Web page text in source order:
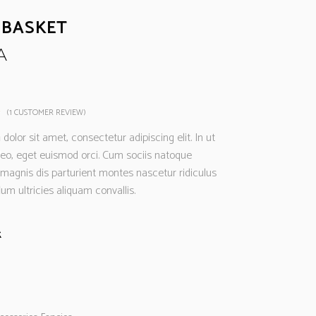
Rated
1
(1 CUSTOMER REVIEW)
sit amet, consectetur adipiscing elit. In ut
eget euismod orci. Cum sociis natoque
dis parturient montes nascetur ridiculus
ultricies aliquam convallis.